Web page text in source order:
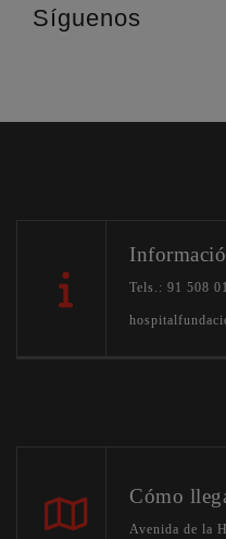
Síguenos
Tels.: 91 508
Cómo
Avenida de la